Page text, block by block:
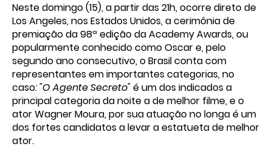
Neste domingo (15), a partir das 21h, ocorre direto de
Los Angeles, nos Estados Unidos, a cerimônia de
premiação da 98ª edição da Academy Awards, ou
popularmente conhecido como Oscar e, pelo
segundo ano consecutivo, o Brasil conta com
representantes em importantes categorias, no
caso: "O Agente Secreto"é um dos indicados a
principal categoria da noite a de melhor filme, e o
ator Wagner Moura, por sua atuação no longa é um
dos fortes candidatos a levar a estatueta de melhor
ator.